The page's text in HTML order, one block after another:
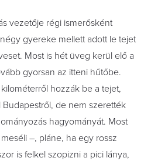
vezetője régi ismerősként
gyereke mellett adott le tejet
Most is hét üveg kerül elő a
gyorsan az itteni hűtőbe.
hozzák be a tejet,
de nem szerették
hagyományát. Most
–, pláne, ha egy rossz
is felkel szopizni a pici lánya,